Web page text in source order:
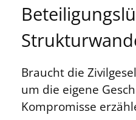
Braucht die
um die eigene
Kompromisse